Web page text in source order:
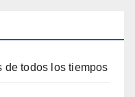
de todos los tiempos